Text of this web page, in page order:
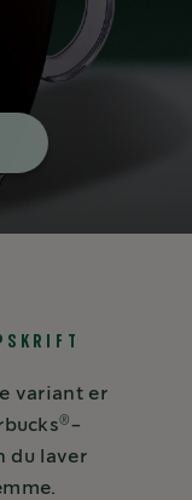
variant er
® -
du laver